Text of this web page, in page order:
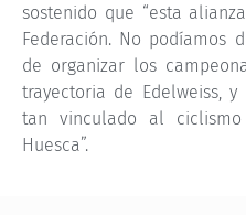
sostenido que “esta
Federación. No podíamos
de organizar los
trayectoria de Edelweiss,
tan vinculado al
Huesca”.